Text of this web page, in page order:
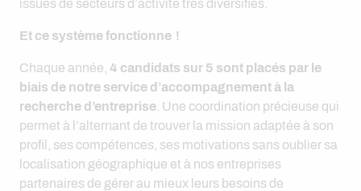
issues de secteurs d’activité très diversifiés.
Et ce système fonctionne !
Chaque année, 4 candidats sur 5 sont placés par le
biais de notre service d’accompagnement à la
recherche d’entreprise . Une coordination précieuse qui
permet à l’alternant de trouver la mission adaptée à son
profil, ses compétences, ses motivations sans oublier sa
localisation géographique et à nos entreprises
partenaires de gérer au mieux leurs besoins de